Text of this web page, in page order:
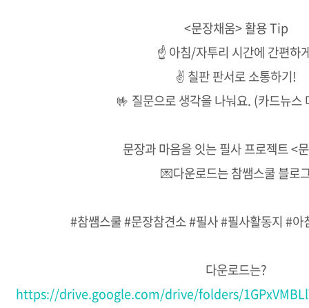
<문장채움> 활용 Tip
☝ 아침/자투리 시간에 간편하
✌ 칠판 판서로 소통하기!
🤟 질문으로 생각을 나눠요. (카드뉴스
문장과 마음을 잇는 필사 프로젝트 <
💌다운로드는 참쌤스쿨 블로
#참쌤스쿨 #문장참견소 #필사 #필사활동지 #아
다운로드는?
https://drive.google.com/drive/folders/